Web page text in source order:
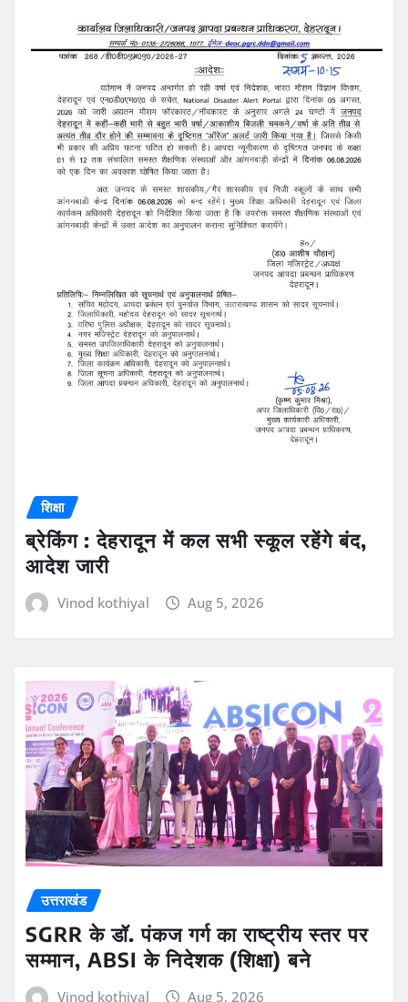
शिक्षा
ब्रेकिंग : देहरादून में कल सभी स्कूल रहेंगे बंद,
आदेश जारी
Vinod kothiyal Aug 5, 2026
उत्तराखंड
SGRR के डॉ. पंकज गर्ग का राष्ट्रीय स्तर पर
सम्मान, ABSI के निदेशक (शिक्षा) बने
Vinod kothiyal Aug 5, 2026